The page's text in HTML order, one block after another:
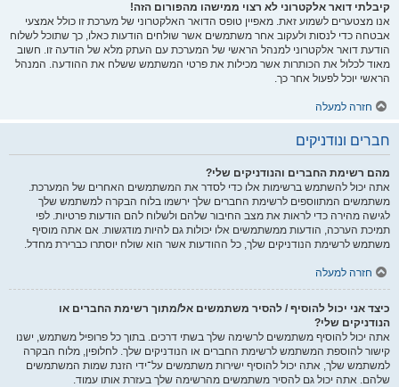
קיבלתי דואר אלקטרוני לא רצוי ממישהו מהפורום הזה!
אנו מצטערים לשמוע זאת. מאפיין טופס הדואר האלקטרוני של מערכת זו כולל אמצעי
אבטחה כדי לנסות ולעקוב אחר משתמשים אשר שולחים הודעות כאלו, כך שתוכל לשלוח
הודעת דואר אלקטרוני למנהל הראשי של המערכת עם העתק מלא של הודעה זו. חשוב
מאוד לכלול את הכותרות אשר מכילות את פרטי המשתמש ששלח את ההודעה. המנהל
הראשי יוכל לפעול אחר כך.
חזרה למעלה
חברים ונודניקים
מהם רשימת החברים והנודניקים שלי?
אתה יכול להשתמש ברשימות אלו כדי לסדר את המשתמשים האחרים של המערכת.
משתמשים המתווספים לרשימת החברים שלך ירשמו בלוח הבקרה למשתמש שלך
לגישה מהירה כדי לראות את מצב החיבור שלהם ולשלוח להם הודעות פרטיות. לפי
תמיכת הערכה, הודעות ממשתמשים אלו יכולות גם להיות מודגשות. אם אתה מוסיף
משתמש לרשימת הנודניקים שלך, כל ההודעות אשר הוא שולח יוסתרו כברירת מחדל.
חזרה למעלה
כיצד אני יכול להוסיף / להסיר משתמשים אל/מתוך רשימת החברים או
הנודניקים שלי?
אתה יכול להוסיף משתמשים לרשימה שלך בשתי דרכים. בתוך כל פרופיל משתמש, ישנו
קישור להוספת המשתמש לרשימת החברים או הנודניקים שלך. לחלופין, מלוח הבקרה
למשתמש שלך, אתה יכול להוסיף ישירות משתמשים על־ידי הזנת שמות המשתמשים
שלהם. אתה יכול גם להסיר משתמשים מהרשימה שלך בעזרת אותו עמוד.